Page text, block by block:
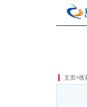
主页>医